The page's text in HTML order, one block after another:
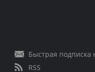
Быстрая подписка
RSS